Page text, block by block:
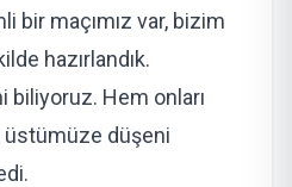
bir maçımız var, bizim
hazırlandık.
Hem onları
düşeni